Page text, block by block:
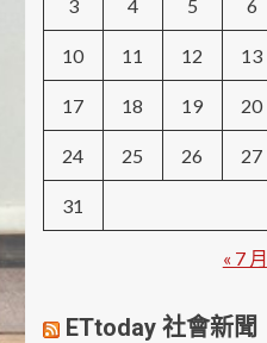
3 4 5 6
10 11 12 13
17 18 19 20
24 25 26 27
31
« 7 月
ETtoday 社會新聞